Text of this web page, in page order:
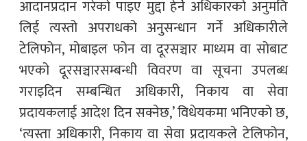
आदानप्रदान गरेको पाइए मुद्दा हेर्ने अधिकारको अनुमति
लिई त्यस्तो अपराधको अनुसन्धान गर्ने अधिकारीले
टेलिफोन, मोबाइल फोन वा दूरसञ्चार माध्यम वा सोबाट
भएको दूरसञ्चारसम्बन्धी विवरण वा सूचना उपलब्ध
गराइदिन सम्बन्धित अधिकारी, निकाय वा सेवा
प्रदायकलाई आदेश दिन सक्नेछ,’ विधेयकमा भनिएको छ,
‘त्यस्ता अधिकारी, निकाय वा सेवा प्रदायकले टेलिफोन,